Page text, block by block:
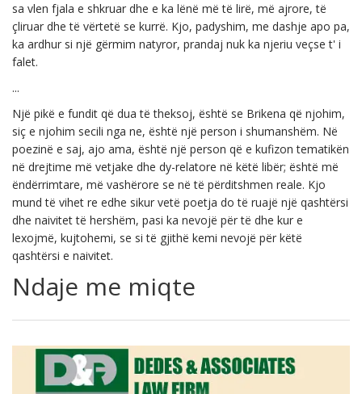
sa vlen fjala e shkruar dhe e ka lënë më të lirë, më ajrore, të
çliruar dhe të vërtetë se kurrë. Kjo, padyshim, me dashje apo pa,
ka ardhur si një gërmim natyror, prandaj nuk ka njeriu veçse t' i
falet.
...
Një pikë e fundit që dua të theksoj, është se Brikena që njohim,
siç e njohim secili nga ne, është një person i shumanshëm. Në
poezinë e saj, ajo ama, është një person që e kufizon tematikën
në drejtime më vetjake dhe dy-relatore në këtë libër; është më
ëndërrimtare, më vashërore se në të përditshmen reale. Kjo
mund të vihet re edhe sikur vetë poetja do të ruajë një qashtërsi
dhe naivitet të hershëm, pasi ka nevojë për të dhe kur e
lexojmë, kujtohemi, se si të gjithë kemi nevojë për këtë
qashtërsi e naivitet.
Ndaje me miqte